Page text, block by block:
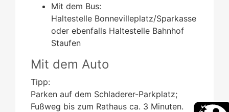
Mit dem Bus:
Haltestelle Bonnevilleplatz/Sparkasse
oder ebenfalls Haltestelle Bahnhof
Staufen
Mit dem Auto
Tipp:
Parken auf dem Schladerer-Parkplatz;
Fußweg bis zum Rathaus ca. 3 Minuten.